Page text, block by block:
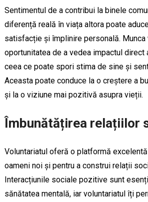
Sentimentul de a contribui la binele
diferență reală în viața altora poate
satisfacție și împlinire personală.
oportunitatea de a vedea impactul direct
ceea ce poate spori stima de sine și
Aceasta poate conduce la o creștere a
și la o viziune mai pozitivă asupra vieții.
Îmbunătățirea relațiilor
Voluntariatul oferă o platformă
oameni noi și pentru a construi relații
Interacțiunile sociale pozitive sunt
sănătatea mentală, iar voluntariatul îți